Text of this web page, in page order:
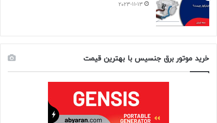
2023-11-13
خرید موتور برق جنسیس با بهترین قیمت